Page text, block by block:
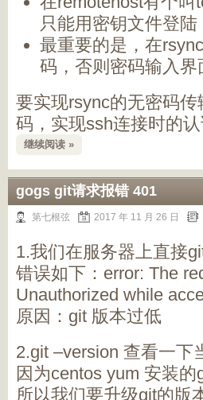
只能用密钥文件登陆
最重要的是，在
码，否则密码输入
要实现rsync的无密码
码，实现ssh连接时的认
继续阅读 »
gogs git请求报错 401
第七根弦 2017 年 11 月 26 日
1.我们在服务器上直接
错误如下：error: The
Unauthorized while
原因：git 版本过低
2.git –version 查看一下
因为centos yum 安装的
所以我们要升级git的版